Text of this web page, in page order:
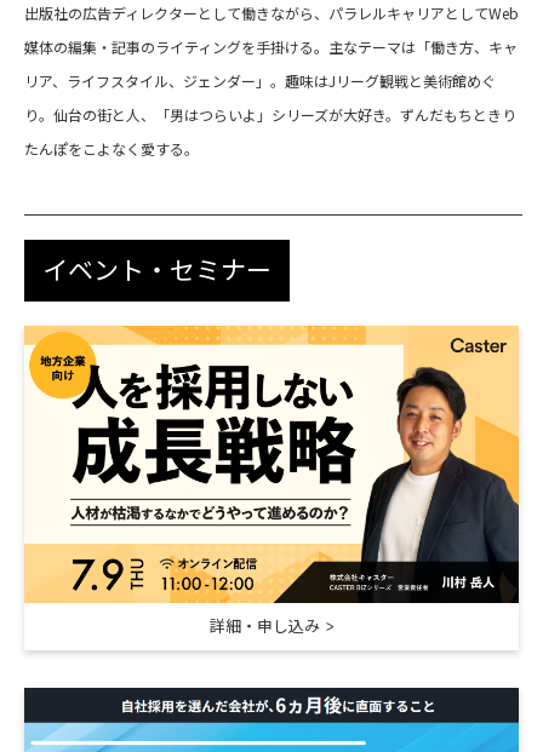
出版社の広告ディレクターとして働きながら、パラレルキャリアとしてWeb
媒体の編集・記事のライティングを手掛ける。主なテーマは「働き方、キャ
リア、ライフスタイル、ジェンダー」。趣味はJリーグ観戦と美術館めぐ
り。仙台の街と人、「男はつらいよ」シリーズが大好き。ずんだもちときり
たんぽをこよなく愛する。
イベント・セミナー
詳細・申し込み